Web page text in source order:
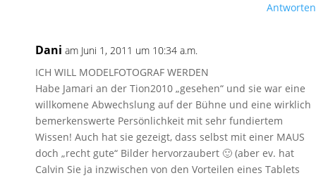
Antworten
Dani am Juni 1, 2011 um 10:34 a.m.
ICH WILL MODELFOTOGRAF WERDEN
Habe Jamari an der Tion2010 „gesehen“ und sie war eine
willkomene Abwechslung auf der Bühne und eine wirklich
bemerkenswerte Persönlichkeit mit sehr fundiertem
Wissen! Auch hat sie gezeigt, dass selbst mit einer MAUS
doch „recht gute“ Bilder hervorzaubert 🙂 (aber ev. hat
Calvin Sie ja inzwischen von den Vorteilen eines Tablets